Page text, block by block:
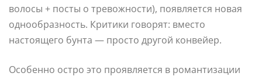
волосы + посты о тревожности), появляется новая
однообразность. Критики говорят: вместо
настоящего бунта — просто другой конвейер.
Особенно остро это проявляется в романтизации